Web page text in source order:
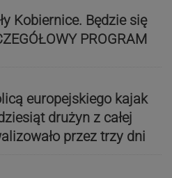
Kobiernice. Będzie się
PROGRAM
europejskiego kajak
drużyn z całej
przez trzy dni